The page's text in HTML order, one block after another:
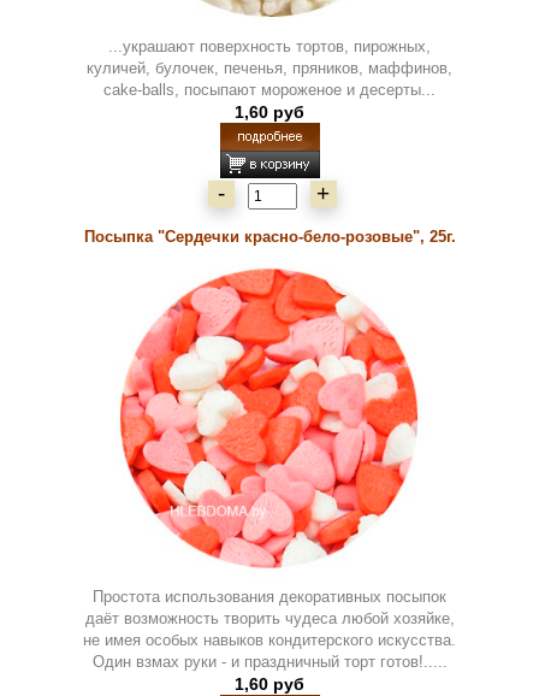
...украшают поверхность тортов, пирожных,
куличей, булочек, печенья, пряников, маффинов,
cake-balls, посыпают мороженое и десерты...
1,60 руб
- +
Посыпка "Сердечки красно-бело-розовые", 25г.
Простота использования декоративных посыпок
даёт возможность творить чудеса любой хозяйке,
не имея особых навыков кондитерского искусства.
Один взмах руки - и праздничный торт готов!.....
1,60 руб